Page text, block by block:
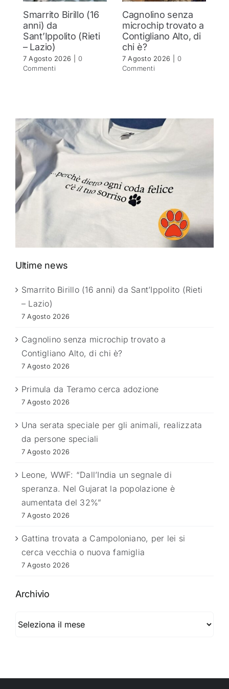
Smarrito Birillo (16
anni) da
Sant’Ippolito (Rieti
– Lazio)
7 Agosto 2026
0
Commenti
Cagnolino senza
microchip trovato a
Contigliano Alto, di
chi è?
7 Agosto 2026
0
Commenti
Ultime news
Smarrito Birillo (16 anni) da Sant’Ippolito (Rieti
– Lazio)
7 Agosto 2026
Cagnolino senza microchip trovato a
Contigliano Alto, di chi è?
7 Agosto 2026
Primula da Teramo cerca adozione
7 Agosto 2026
Una serata speciale per gli animali, realizzata
da persone speciali
7 Agosto 2026
Leone, WWF: “Dall’India un segnale di
speranza. Nel Gujarat la popolazione è
aumentata del 32%”
7 Agosto 2026
Gattina trovata a Campoloniano, per lei si
cerca vecchia o nuova famiglia
7 Agosto 2026
Archivio